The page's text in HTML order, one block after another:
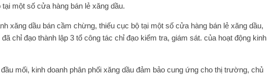
một số cửa hàng bán lẻ xăng dầu.
xăng dầu bán cầm chừng, thiếu cục bộ tại một số cửa hàng bán lẻ xăng dầu,
chỉ đạo thành lập 3 tổ công tác chỉ đạo kiểm tra, giám sát. của hoạt động kinh
mối, kinh doanh phân phối xăng dầu đảm bảo cung ứng cho thị trường, chủ